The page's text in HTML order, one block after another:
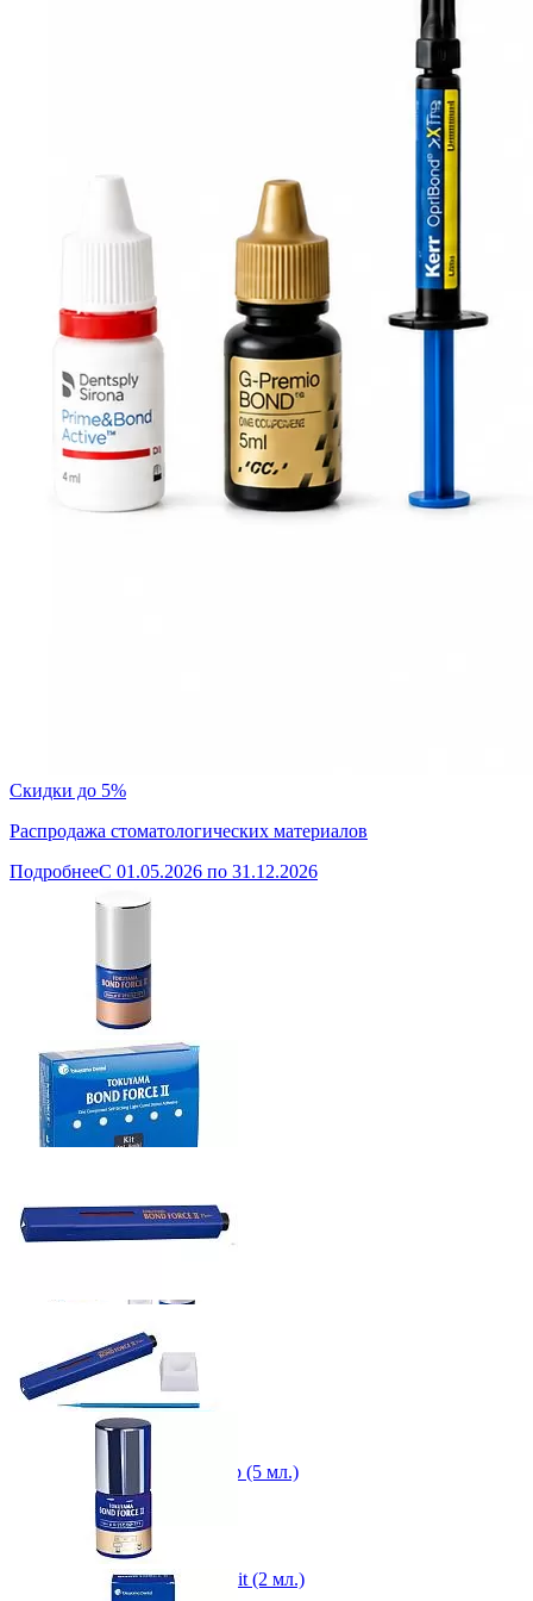
Скидки до 5%
Распродажа стоматологических материалов
ПодробнееC 01.05.2026 по 31.12.2026
ID: 4800 Арт. 14906
Адгезив Bond Force 2 Набор (5 мл.)
ID: 4801 Арт. 14971
Адгезив Bond Force 2 Pen Kit (2 мл.)